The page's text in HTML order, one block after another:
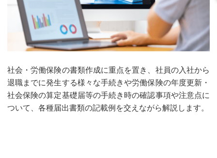
社会・労働保険の書類作成に重点を置き、社員の入社から
退職までに発生する様々な手続きや労働保険の年度更新・
社会保険の算定基礎届等の手続き時の確認事項や注意点に
ついて、各種届出書類の記載例を交えながら解説します。